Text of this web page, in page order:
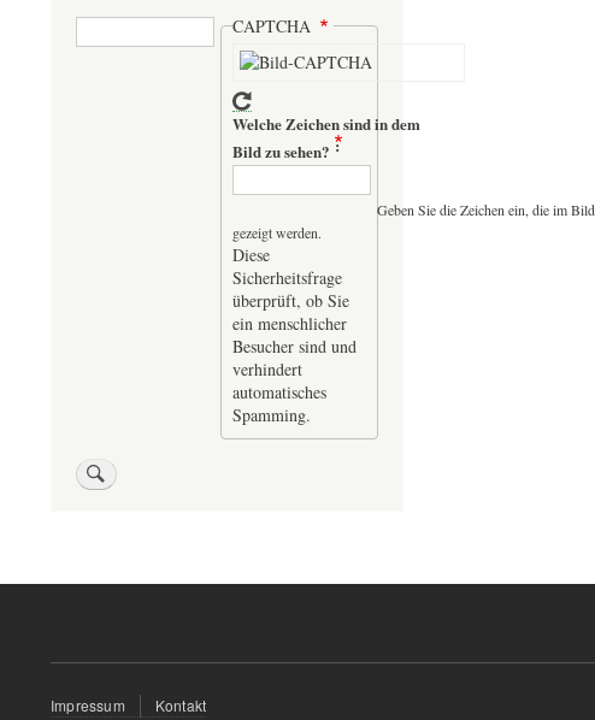
Suche CAPTCHA
Welche Zeichen sind in dem
Bild zu sehen?
Geben Sie die Zeichen ein, die im Bild
gezeigt werden.
Diese
Sicherheitsfrage
überprüft, ob Sie
ein menschlicher
Besucher sind und
verhindert
automatisches
Spamming.
Fußzeilenmenü
Impressum Kontakt